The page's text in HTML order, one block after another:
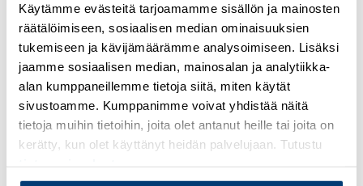
Käytämme evästeitä tarjoamamme sisällön ja mainosten
räätälöimiseen, sosiaalisen median ominaisuuksien
tukemiseen ja kävijämäärämme analysoimiseen. Lisäksi
jaamme sosiaalisen median, mainosalan ja analytiikka-
alan kumppaneillemme tietoja siitä, miten käytät
sivustoamme. Kumppanimme voivat yhdistää näitä
tietoja muihin tietoihin, joita olet antanut heille tai joita on
kerätty, kun olet käyttänyt heidän palvelujaan. Tutustu
actuator, white, momentary, +filament lamp 24V Q18LT-
WS/WB
Lisätietoja tuotteesta
Osasto:Eaton